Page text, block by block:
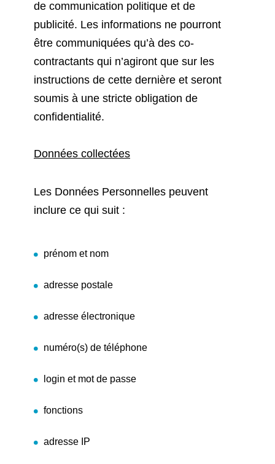
de communication politique et de
publicité. Les informations ne pourront
être communiquées qu’à des co-
contractants qui n’agiront que sur les
instructions de cette dernière et seront
soumis à une stricte obligation de
confidentialité.
Données collectées
Les Données Personnelles peuvent
inclure ce qui suit :
prénom et nom
adresse postale
adresse électronique
numéro(s) de téléphone
login et mot de passe
fonctions
adresse IP